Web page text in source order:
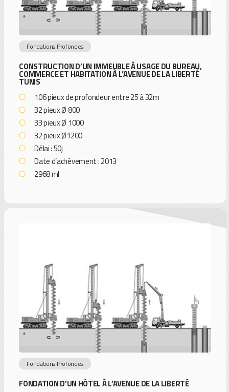
Fondations Profondes
CONSTRUCTION D’UN IMMEUBLE À USAGE DU BUREAU,
COMMERCE ET HABITATION À L’AVENUE DE LA LIBERTÉ
TUNIS
106 pieux de profondeur entre 25 à 32m
32 pieux Ø 800
33 pieux Ø 1000
32 pieux Ø1200
Délai : 50j
Date d’achèvement : 2013
2968 ml
Fondations Profondes
FONDATION D’UN HÔTEL À L’AVENUE DE LA LIBERTÉ